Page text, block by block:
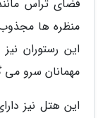
فضای تراس
منظره ها مجذوب
این رستوران
مهمانان سرو می
این هتل نیز